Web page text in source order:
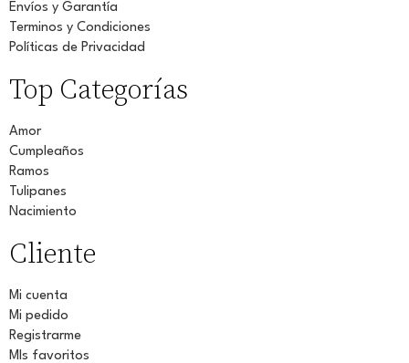
Envíos y Garantía
Terminos y Condiciones
Políticas de Privacidad
Top Categorías
Amor
Cumpleaños
Ramos
Tulipanes
Nacimiento
Cliente
Mi cuenta
Mi pedido
Registrarme
MIs favoritos